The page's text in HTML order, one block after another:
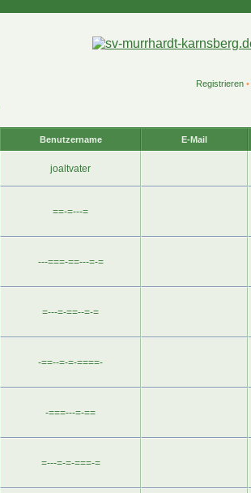
Registrieren•
Benutzername E-Mail
joaltvater
==-=---=
---===-==---=-=
=---=-==--=-=
-==--=-=-====-
-===---=-==
=---=-=-===-=